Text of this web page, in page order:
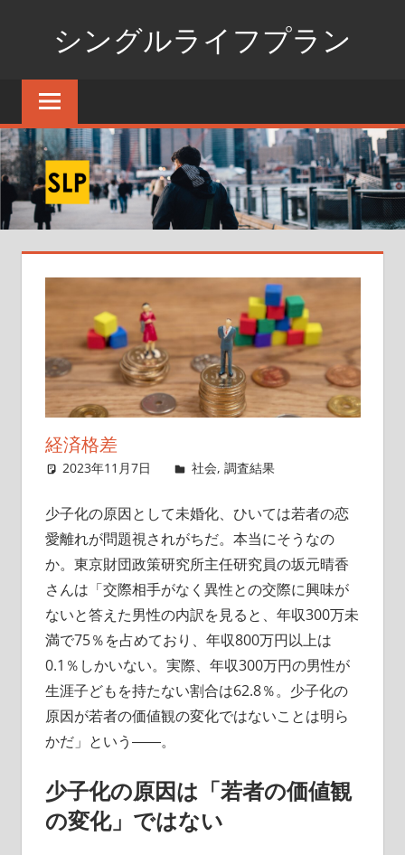
へ
ス
キ
ッ
シングルライフプラン
独
活
た
め
経済格差
2023年11月7日 singlelife65
社会, 調査結果
少子化の原因として未婚化、ひいては若者の恋
愛離れが問題視されがちだ。本当にそうなの
か。東京財団政策研究所主任研究員の坂元晴香
さんは「交際相手がなく異性との交際に興味が
ないと答えた男性の内訳を見ると、年収300万未
満で75％を占めており、年収800万円以上は
0.1％しかいない。実際、年収300万円の男性が
生涯子どもを持たない割合は62.8％。少子化の
原因が若者の価値観の変化ではないことは明ら
かだ」という――。
少子化の原因は「若者の価値観
の変化」ではない